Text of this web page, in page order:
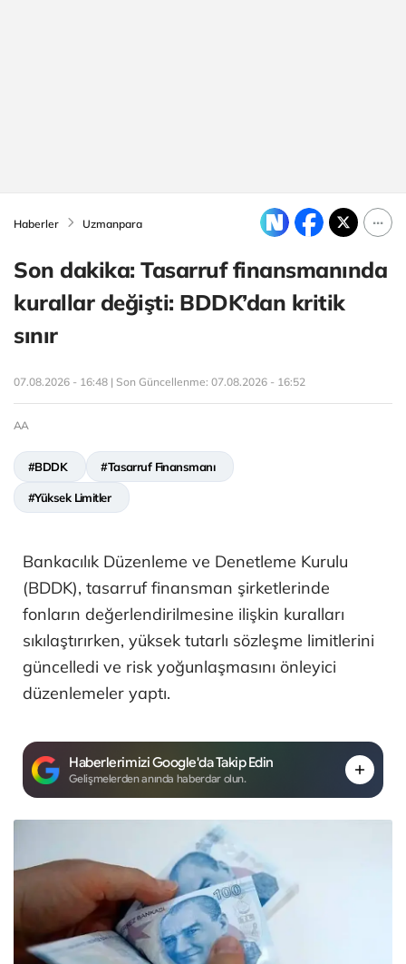
Haberler Uzmanpara
Son dakika: Tasarruf finansmanında
kurallar değişti: BDDK’dan kritik
sınır
07.08.2026 - 16:48 | Son Güncellenme: 07.08.2026 - 16:52
AA
#BDDK #Tasarruf Finansmanı
#Yüksek Limitler
Bankacılık Düzenleme ve Denetleme Kurulu
(BDDK), tasarruf finansman şirketlerinde
fonların değerlendirilmesine ilişkin kuralları
sıkılaştırırken, yüksek tutarlı sözleşme limitlerini
güncelledi ve risk yoğunlaşmasını önleyici
düzenlemeler yaptı.
Haberlerimizi Google'da Takip Edin
Gelişmelerden anında haberdar olun.